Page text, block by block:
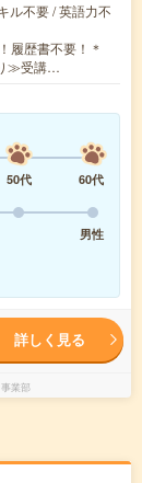
ル不要 / 英語力不
履歴書不要！＊
≫受講…
50代
60代
男性
詳しく見る
業部